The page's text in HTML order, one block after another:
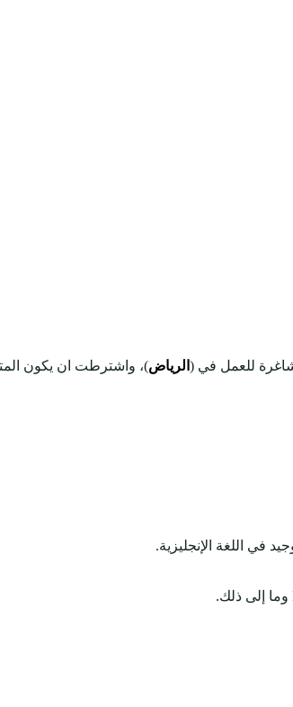
للعمل في ( الرياض)، واشترطت ان يكون
في اللغة الإنجليزية.